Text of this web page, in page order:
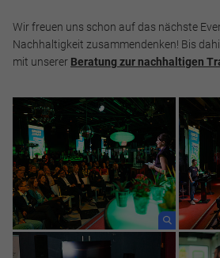
Wir freuen uns schon auf das nächste
Nachhaltigkeit zusammendenken! Bis
mit unserer Beratung zur nachhaltigen